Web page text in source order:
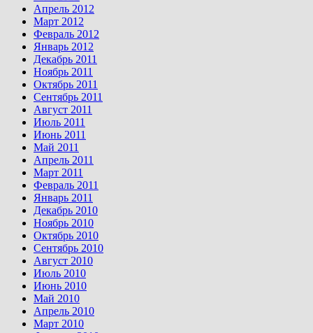
Апрель 2012
Март 2012
Февраль 2012
Январь 2012
Декабрь 2011
Ноябрь 2011
Октябрь 2011
Сентябрь 2011
Август 2011
Июль 2011
Июнь 2011
Май 2011
Апрель 2011
Март 2011
Февраль 2011
Январь 2011
Декабрь 2010
Ноябрь 2010
Октябрь 2010
Сентябрь 2010
Август 2010
Июль 2010
Июнь 2010
Май 2010
Апрель 2010
Март 2010